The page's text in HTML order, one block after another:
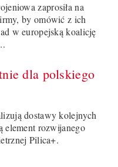
zaprosiła na
by omówić z ich
w europejską koalicję
dla polskiego
dostawy kolejnych
element rozwijanego
Pilica+.